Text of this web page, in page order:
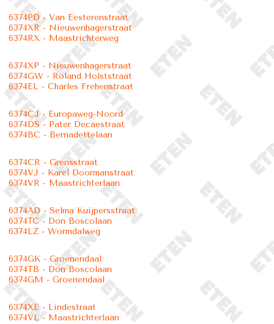
6374PD - Van Eesterenstraat
6374XR - Nieuwenhagerstraat
6374RX - Maastrichterweg
6374XP - Nieuwenhagerstraat
6374GW - Roland Holststraat
6374EL - Charles Frehenstraat
6374CJ - Europaweg-Noord
6374DS - Pater Decaestraat
6374BC - Bernadettelaan
6374CR - Grensstraat
6374VJ - Karel Doormanstraat
6374VR - Maastrichterlaan
6374AD - Selma Kuijpersstraat
6374TC - Don Boscolaan
6374LZ - Wormdalweg
6374GK - Groenendaal
6374TB - Don Boscolaan
6374GM - Groenendaal
6374XE - Lindestraat
6374VL - Maastrichterlaan